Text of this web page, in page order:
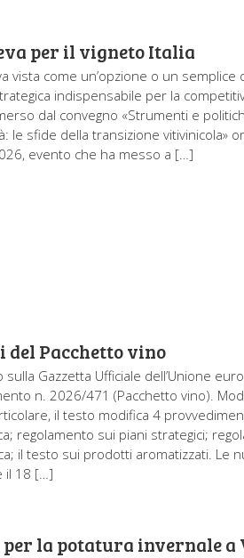
per il vigneto Italia
vista come un’opzione o un semplice
indispensabile per la
dal convegno «Strumenti e
le sfide della transizione vitivinicola»
evento che ha messo a […]
del Pacchetto vino
Gazzetta Ufficiale dell’Unione
n. 2026/471 (Pacchetto vino).
il testo modifica 4
regolamento sui piani strategici;
il testo sui prodotti aromatizzati. Le
il 18 […]
la potatura invernale a